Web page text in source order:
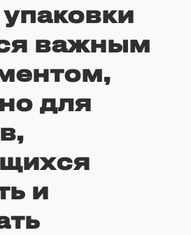
важным
для
и